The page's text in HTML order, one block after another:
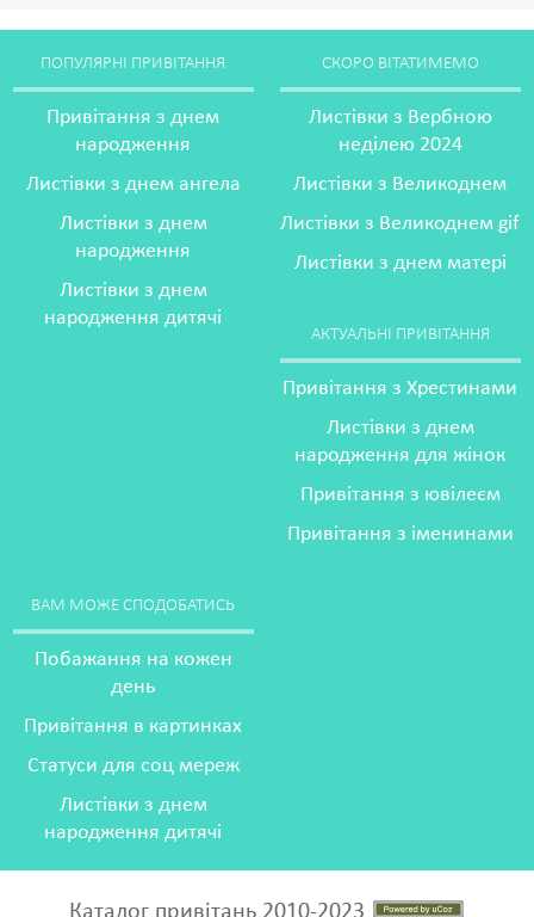
ПОПУЛЯРНІ ПРИВІТАННЯ
Привітання з днем
народження
Листівки з днем ангела
Листівки з днем
народження
Листівки з днем
народження дитячі
СКОРО ВІТАТИМЕМО
Листівки з Вербною
неділею 2024
Листівки з Великоднем
Листівки з Великоднем gif
Листівки з днем матері
АКТУАЛЬНІ ПРИВІТАННЯ
Привітання з Хрестинами
Листівки з днем
народження для жінок
Привітання з ювілеєм
Привітання з іменинами
ВАМ МОЖЕ СПОДОБАТИСЬ
Побажання на кожен
день
Привітання в картинках
Статуси для соц мереж
Листівки з днем
народження дитячі
Каталог привітань 2010-2023